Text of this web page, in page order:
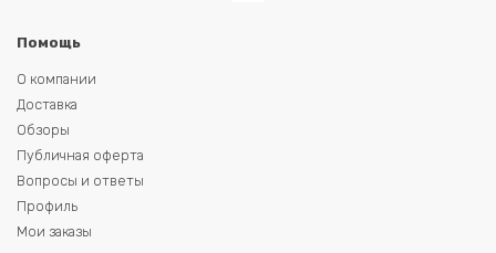
Помощь
О компании
Доставка
Обзоры
Публичная оферта
Вопросы и ответы
Профиль
Мои заказы